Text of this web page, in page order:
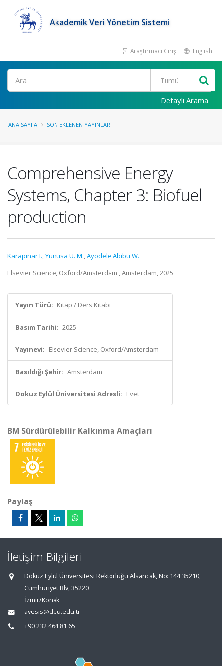
Akademik Veri Yönetim Sistemi
Araştırmacı Girişi English
Ara
Detaylı Arama
ANA SAYFA SON EKLENEN YAYINLAR
Comprehensive Energy
Systems, Chapter 3: Biofuel
production
Karapinar I.,Yunusa U. M.,Ayodele Abibu W.
Elsevier Science, Oxford/Amsterdam , Amsterdam, 2025
Yayın Türü: Kitap / Ders Kitabı
Basım Tarihi: 2025
Yayınevi: Elsevier Science, Oxford/Amsterdam
Basıldığı Şehir: Amsterdam
Dokuz Eylül Üniversitesi Adresli: Evet
BM Sürdürülebilir Kalkınma Amaçları
Paylaş
İletişim Bilgileri
Dokuz Eylül Üniversitesi Rektörlüğü Alsancak, No: 144 35210,
Cumhuriyet Blv, 35220
İzmir/Konak
avesis@deu.edu.tr
+90 232 464 81 65